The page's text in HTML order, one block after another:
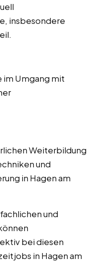
insbesondere
im Umgang mit
Weiterbildung
und
in Hagen am
und
bei diesen
in Hagen am